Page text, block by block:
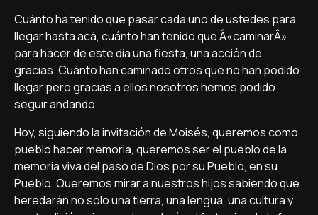
Cuánto ha tenido que pasar cada uno de ustedes para
llegar hasta acá, cuánto han tenido que Â«caminarÂ»
para hacer de este dí­a una fiesta, una acción de
gracias. Cuánto han caminado otros que no han podido
llegar pero gracias a ellos nosotros hemos podido
seguir andando.
Hoy, siguiendo la invitación de Moisés, queremos como
pueblo hacer memoria, queremos ser el pueblo de la
memoria viva del paso de Dios por su Pueblo, en su
Pueblo. Queremos mirar a nuestros hijos sabiendo que
heredarán no sólo una tierra, una lengua, una cultura y